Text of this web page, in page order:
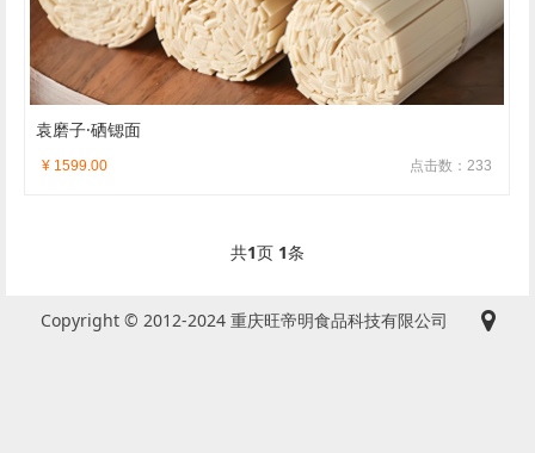
袁磨子·硒锶面
点击数：233
¥ 1599.00
共1页 1条
Copyright © 2012-2024 重庆旺帝明食品科技有限公司